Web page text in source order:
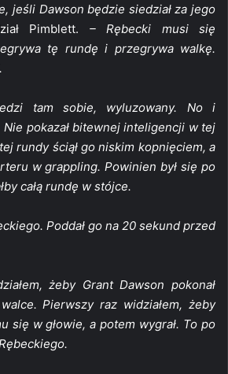
jeśli Dawson będzie siedział za jego
Pimblett. – Rębecki musi się
tę rundę i przegrywa walkę.
tam sobie, wyluzowany. No i
pokazał bitewnej inteligencji w tej
rundy ściął go niskim kopnięciem, a
w grappling. Powinien był się po
całą rundę w stójce.
Poddał go na 20 sekund przed
żeby Grant Dawson pokonał
Pierwszy raz widziałem, żeby
się w głowie, a potem wygrał. To po